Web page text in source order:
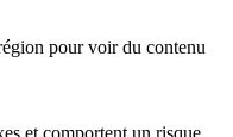
pour voir du contenu
et comportent un risque